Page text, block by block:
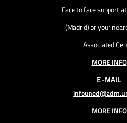
Face to face support
(Madrid) or your
Associated
MORE INFO
E-MAIL
MORE INFO